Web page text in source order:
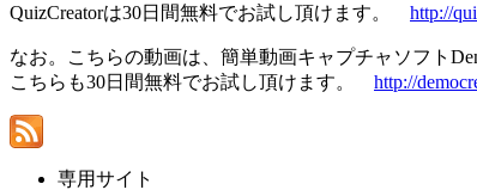
QuizCreatorは30日間無料でお試し頂けます。 http://
なお。こちらの動画は、簡単動画キャプチャソフト
こちらも30日間無料でお試し頂けます。 http://
専用サイト